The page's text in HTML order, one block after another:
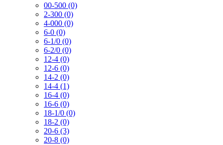
00-500 (0)
2-300 (0)
4-000 (0)
6-0 (0)
6-1/0 (0)
6-2/0 (0)
12-4 (0)
12-6 (0)
14-2 (0)
14-4 (1)
16-4 (0)
16-6 (0)
18-1/0 (0)
18-2 (0)
20-6 (3)
20-8 (0)